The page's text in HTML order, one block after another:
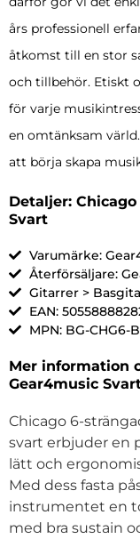
års professionell
åtkomst till en stor
och tillbehör. Etiskt
för varje
en omtänksam
att börja skapa
Detaljer:
Svart
Varumärke:
Återförsäljare:
Gitarrer >
EAN:
MPN: BG-CHG6-
Mer information
Gear4music
Chicago 6-
svart erbjuder en
lätt och
Med dess fasta
instrumentet en
med bra sustain